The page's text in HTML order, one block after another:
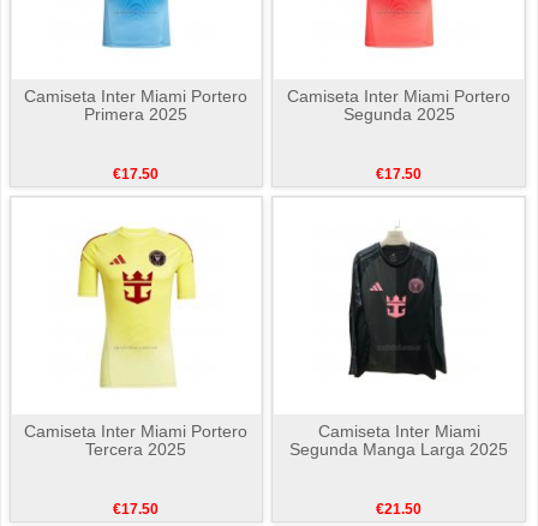
Camiseta Inter Miami Portero
Primera 2025
€17.50
Camiseta Inter Miami Portero
Segunda 2025
€17.50
Camiseta Inter Miami Portero
Tercera 2025
€17.50
Camiseta Inter Miami
Segunda Manga Larga 2025
€21.50